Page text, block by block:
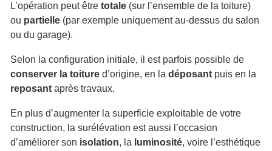
L’opération peut être totale (sur l’ensemble de la toiture)
ou partielle (par exemple uniquement au-dessus du salon
ou du garage).
Selon la configuration initiale, il est parfois possible de
conserver la toiture d’origine, en la déposant puis en la
reposant après travaux.
En plus d’augmenter la superficie exploitable de votre
construction, la surélévation est aussi l’occasion
d’améliorer son isolation, la luminosité, voire l’esthétique